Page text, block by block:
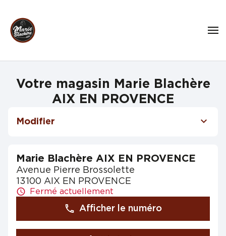
Votre magasin Marie Blachère
AIX EN PROVENCE
Modifier
Marie Blachère AIX EN PROVENCE
Avenue Pierre Brossolette
13100 AIX EN PROVENCE
Fermé actuellement
Afficher le numéro